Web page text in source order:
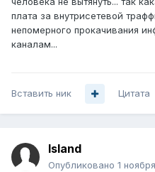
плата за внутрисетевой
непомерного прокачивания
каналам...
Вставить ник Цитата
Island
Опубликовано 1